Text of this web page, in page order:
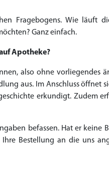
Fragebogens. Wie läuft
Ganz einfach.
Apotheke?
also ohne vorliegendes
aus. Im Anschluss öffnet
erkundigt. Zudem
befassen. Hat er keine
Bestellung an die uns